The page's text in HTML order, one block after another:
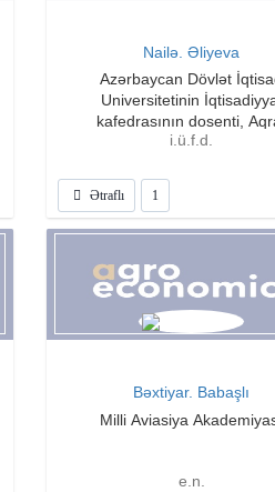
Nailə. Əliyeva
Azərbaycan Dövlət
Universitetinin
kafedrasının dosenti,
Tədqiqatlar Mərkəzinin
i.ü.f.d.
Ətraflı 1
Bəxtiyar. Babaşlı
Milli Aviasiya
e.n.